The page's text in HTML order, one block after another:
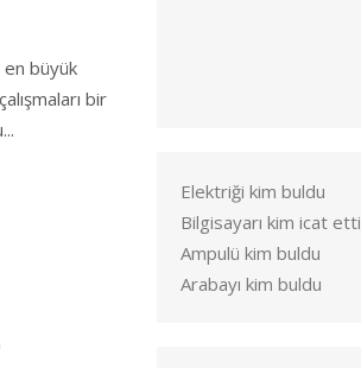
büyük
bir
Elektriği kim buldu
Bilgisayarı kim icat etti
Ampulü kim buldu
Arabayı kim buldu